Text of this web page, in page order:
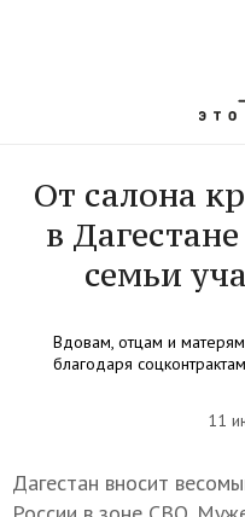
От салона
в
семьи
Вдовам, отцам и
благодаря
11
Дагестан вносит